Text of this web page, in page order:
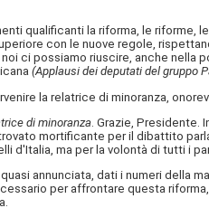
qualificanti la riforma, le riforme,
con le nuove regole,
ci possiamo riuscire, anche nella
(Applausi dei deputati del gruppo
la relatrice di minoranza,
di minoranza . Grazie,
mortificante per il dibattito
d'Italia, ma per la volontà di tutti i
annunciata, dati i numeri della
per affrontare questa